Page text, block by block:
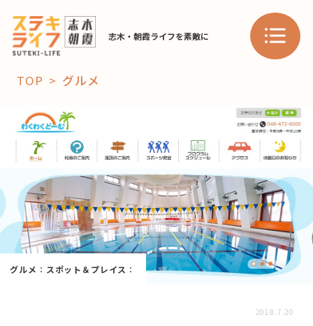
志木・朝霞ライフを素敵に
「コト」
子育て
暮らし
おすすめ
スポット 学び・教育
「場」
TOP グルメ
グルメ ： スポット＆プレイス ：
2018.7.20